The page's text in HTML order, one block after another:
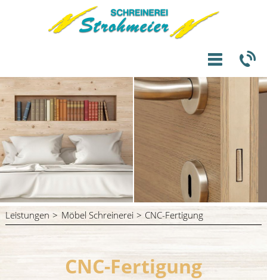
Leistungen Möbel Schreinerei CNC-Fertigung
CNC-Fertigung